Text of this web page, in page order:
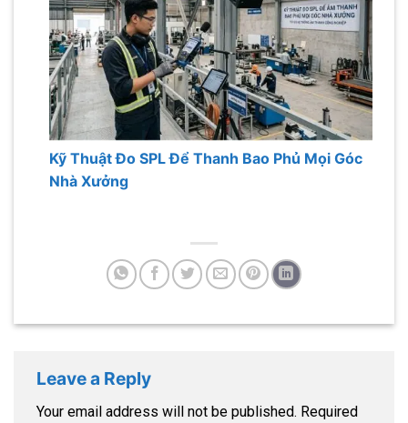
Kỹ Thuật Đo SPL Để Thanh Bao Phủ Mọi Góc
Nhà Xưởng
Leave a Reply
Your email address will not be published. Required